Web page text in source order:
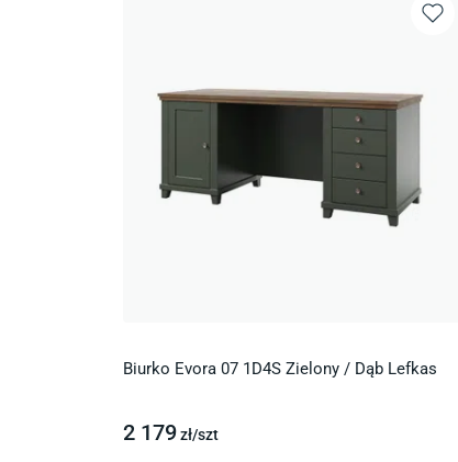
Biurko Evora 07 1D4S Zielony / Dąb Lefkas
2 179zł/szt